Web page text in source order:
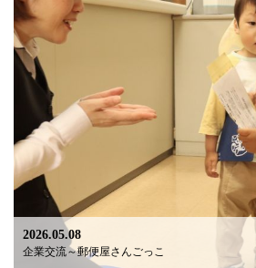
2026.05.08
企業交流～郵便屋さんごっこ